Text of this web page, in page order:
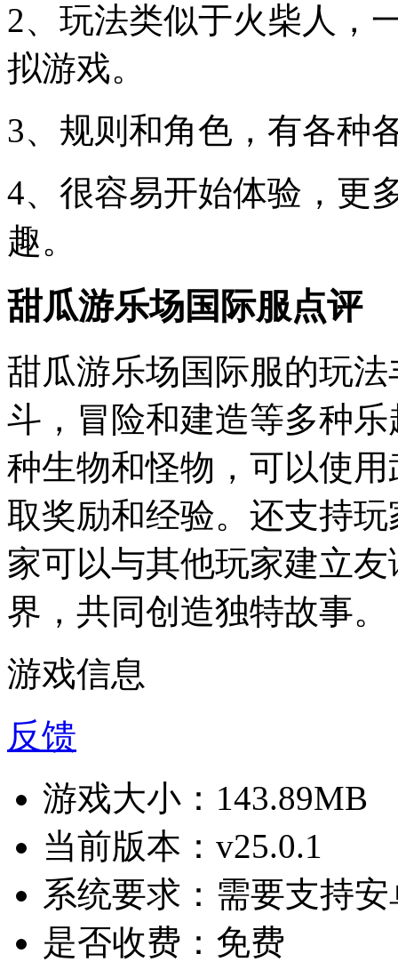
2、玩法类似于火柴人，
拟游戏。
3、规则和角色，有各种
4、很容易开始体验，更
趣。
甜瓜游乐场国际服点评
甜瓜游乐场国际服的玩
斗，冒险和建造等多种
种生物和怪物，可以使
取奖励和经验。还支持
家可以与其他玩家建立
界，共同创造独特故事。
游戏信息
反馈
游戏大小： 143.89MB
当前版本： v25.0.1
系统要求： 需要支持
是否收费： 免费